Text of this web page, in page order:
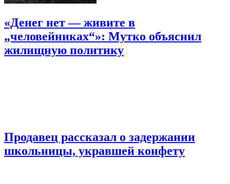
«Денег нет — живите в
„человейниках“»: Мутко объяснил
жилищную политику
Продавец рассказал о задержании
школьницы, укравшей конфету